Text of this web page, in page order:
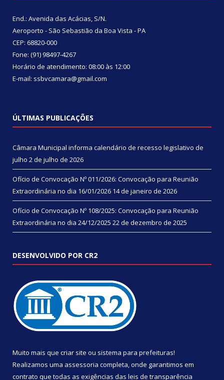
End.: Avenida das Acácias, S/N.
Aeroporto - São Sebastião da Boa Vista - PA
CEP: 68820-000
Fone: (91) 98497-4267
Horário de atendimento: 08:00 às 12:00
E-mail: ssbvcamara@gmail.com
ÚLTIMAS PUBLICAÇÕES
Câmara Municipal informa calendário de recesso legislativo de
julho 2 de julho de 2026
Ofício de Convocação Nº 011/2026: Convocação para Reunião
Extraordinária no dia 16/01/2026 14 de janeiro de 2026
Ofício de Convocação Nº 108/2025: Convocação para Reunião
Extraordinária no dia 24/12/2025 22 de dezembro de 2025
DESENVOLVIDO POR CR2
Muito mais que criar site ou sistema para prefeituras!
Realizamos uma assessoria completa, onde garantimos em
contrato que todas as exigências das leis de transparência